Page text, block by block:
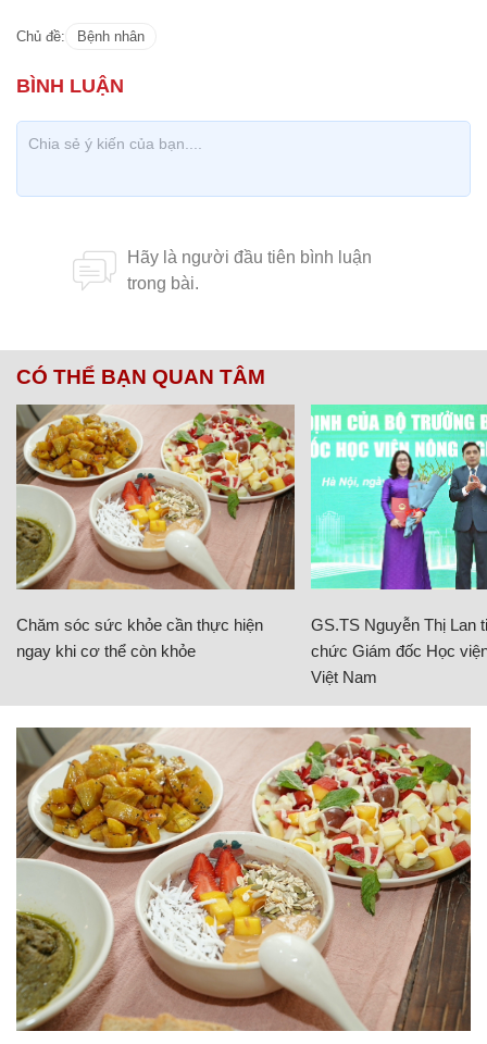
Chủ đề: Bệnh nhân
CÓ THỂ BẠN QUAN TÂM
Chăm sóc sức khỏe cần thực hiện
ngay khi cơ thể còn khỏe
GS.TS Nguyễn Thị Lan
chức Giám đốc Học
Việt Nam